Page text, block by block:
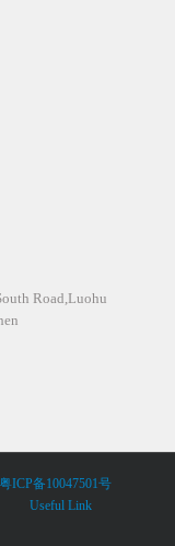
Road,Luohu
粤ICP备10047501号
Useful Link